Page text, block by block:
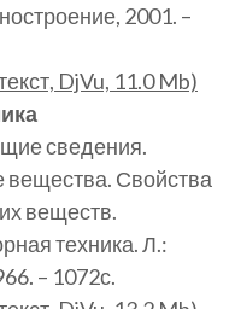
2001. –
DjVu, 11.0 Mb)
сведения.
вещества. Свойства
веществ.
техника. Л.:
– 1072с.